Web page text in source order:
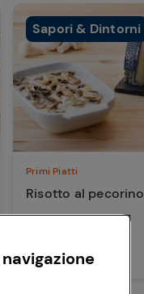
Sapori & Dintorni
Primi Piatti
Risotto al